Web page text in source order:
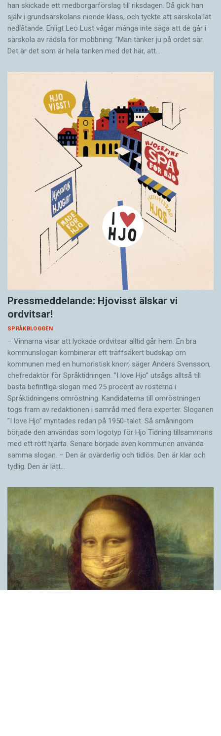
han skickade ett medborgarförslag till riksdagen. Då gick han
själv i grundsärskolans nionde klass, och tyckte att särskola lät
nedlåtande. Enligt Leo Lust vågar många inte säga att de går i
särskola av rädsla för mobbning: ”Man tänker ju på ordet sär.
Det är det som är hela tanken med det här, att…
Pressmeddelande: Hjovisst älskar vi
ordvitsar!
SPRÅKBLOGGEN
– Vinnarna visar att lyckade ordvitsar alltid går hem. En bra
kommunslogan kombinerar ett träffsäkert budskap om
kommunen med en humoristisk knorr, säger Anders Svensson,
chefredaktör för Språktidningen. ”I love Hjo” utsågs alltså till
bästa befintliga slogan med 25 procent av rösterna i
Språktidningens omröstning. Kandidaterna till omröstningen
togs fram av redaktionen i samråd med flera experter. Sloganen
”I love Hjo” myntades redan på 1950-talet. Så småningom
började den användas som logotyp för Hjo Tidning tillsammans
med ett rött hjärta. Senare började även kommunen använda
samma slogan. – Den är ovärderlig och tidlös. Den är klar och
tydlig. Den är lätt…